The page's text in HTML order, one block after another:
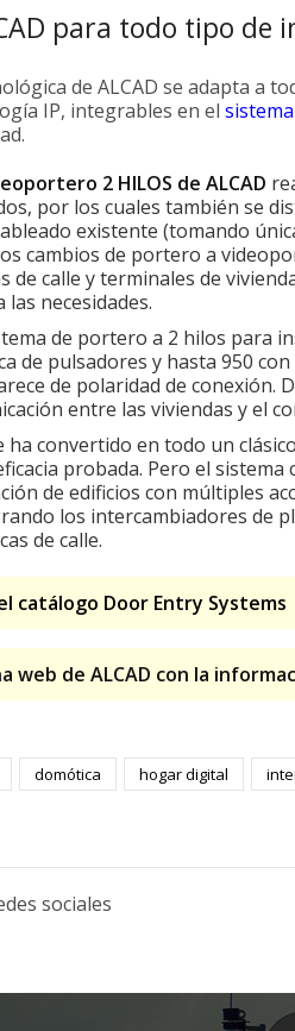
para todo tipo de
de ALCAD se adapta a
IP, integrables en el sistema
2 HILOS de ALCAD
por los cuales también se
existente (tomando
cambios de portero a
de calle y terminales de
necesidades.
de portero a 2 hilos para
de pulsadores y hasta 950
de polaridad de conexión.
entre las viviendas y el
ha convertido en todo un
probada. Pero el sistema
de edificios con múltiples
los intercambiadores de
de calle.
catálogo Door Entry Systems
web de ALCAD con la
domótica hogar digital
sociales